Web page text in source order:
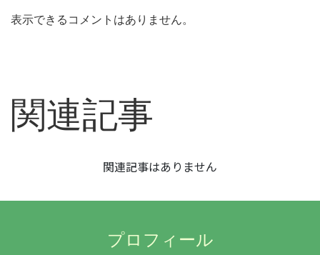
表示できるコメントはありません。
関連記事
関連記事はありません
プロフィール